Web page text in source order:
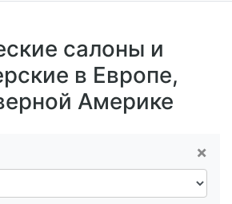
салоны и
в Европе,
Америке
×